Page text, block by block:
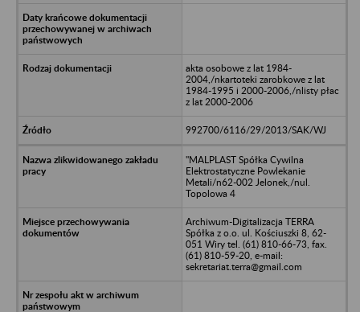
akta osobowe z lat 1984-
2004,/nkartoteki zarobkowe z lat
1984-1995 i 2000-2006,/nlisty płac
z lat 2000-2006
992700/6116/29/2013/SAK/WJ
"MALPLAST Spółka Cywilna
Elektrostatyczne Powlekanie
Metali/n62-002 Jelonek,/nul.
Topolowa 4
Archiwum-Digitalizacja TERRA
Spółka z o.o. ul. Kościuszki 8, 62-
051 Wiry tel. (61) 810-66-73, fax.
(61) 810-59-20, e-mail:
sekretariat.terra@gmail.com